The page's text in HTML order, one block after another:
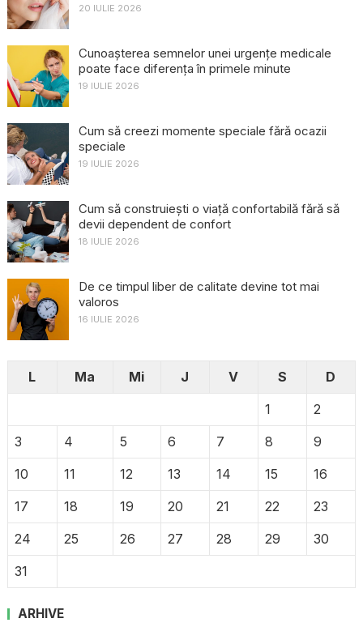
20 IULIE 2026
Cunoașterea semnelor unei urgențe medicale
poate face diferența în primele minute
19 IULIE 2026
Cum să creezi momente speciale fără ocazii
speciale
19 IULIE 2026
Cum să construiești o viață confortabilă fără să
devii dependent de confort
18 IULIE 2026
De ce timpul liber de calitate devine tot mai
valoros
16 IULIE 2026
L Ma Mi J V S
D
1
2
3
4 5 6 7 8
9
10
11 12 13 14 15
16
17
18 19 20 21 22
23
24
25 26 27 28 29
30
31
ARHIVE